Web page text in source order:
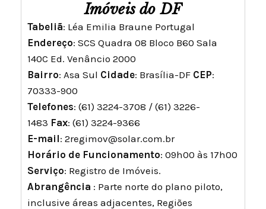
Imóveis do DF
Tabeliã: Léa Emilia Braune Portugal
Endereço: SCS Quadra 08 Bloco B60 Sala
140C Ed. Venâncio 2000
Bairro: Asa Sul Cidade: Brasília-DF CEP:
70333-900
Telefones: (61) 3224-3708 / (61) 3226-
1483 Fax: (61) 3224-9366
E-mail: 2regimov@solar.com.br
Horário de Funcionamento: 09h00 às 17h00
Serviço: Registro de Imóveis.
Abrangência : Parte norte do plano piloto,
inclusive áreas adjacentes, Regiões